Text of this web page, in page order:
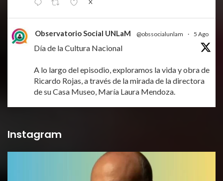
X
Observatorio Social UNLaM @obssocialunlam · 5 Ago
Día de la Cultura Nacional
A lo largo del episodio, exploramos la vida y obra de
Ricardo Rojas, a través de la mirada de la directora
de su Casa Museo, María Laura Mendoza.
Observatorio Social UNLaM @obssocialunlam
Día de la Cultura Nacional
Instagram